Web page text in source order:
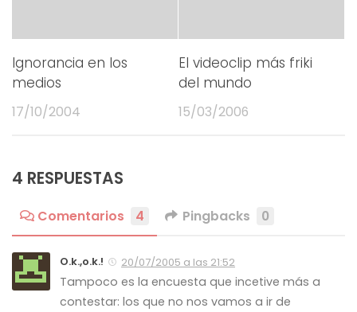
Ignorancia en los
medios
17/10/2004
El videoclip más friki
del mundo
15/03/2006
4 RESPUESTAS
Comentarios 4 Pingbacks 0
O.k.,o.k.! 20/07/2005 a las 21:52
Tampoco es la encuesta que incetive más a
contestar: los que no nos vamos a ir de